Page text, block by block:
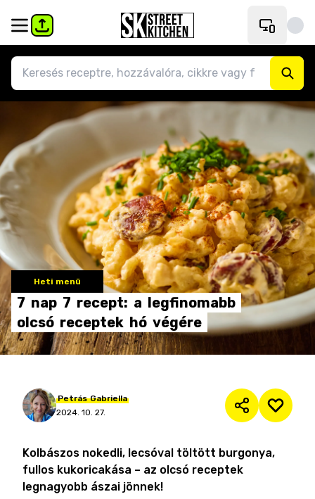
Heti menü
7 nap 7 recept: a legfinomabb
olcsó receptek hó végére
Petrás Gabriella
2024. 10. 27.
Kolbászos nokedli, lecsóval töltött burgonya,
fullos kukoricakása – az olcsó receptek
legnagyobb ászai jönnek!